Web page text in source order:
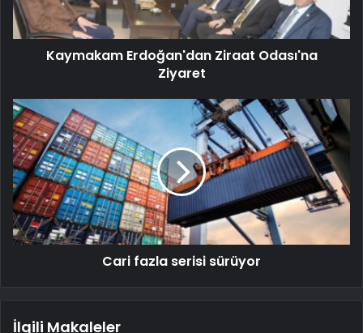
Kaymakam Erdoğan'dan Ziraat Odası'na
Ziyaret
Cari fazla serisi sürüyor
İlgili Makaleler